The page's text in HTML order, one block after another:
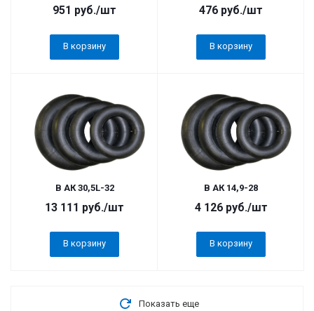
951 руб./шт
В корзину
476 руб./шт
В корзину
В АК 30,5L-32
13 111 руб./шт
В корзину
В АК 14,9-28
4 126руб./шт
В корзину
Показать еще